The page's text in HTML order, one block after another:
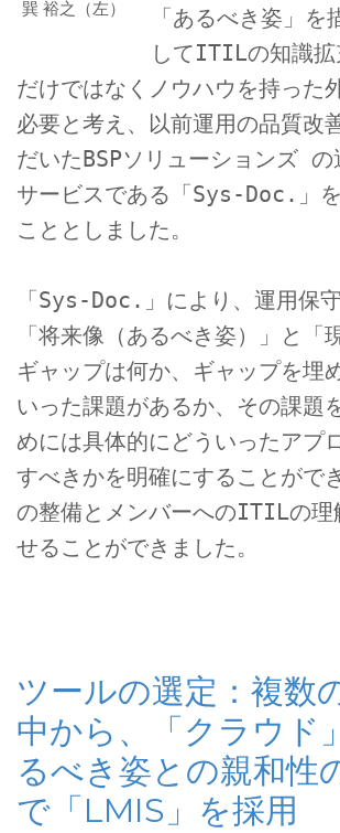
巽 裕之（左）
「あるべき姿」を
してITILの知識拡
だけではなくノウハウを持った
必要と考え、以前運用の品質改
だいたBSPソリューションズ の
サービスである「Sys-Doc.」
こととしました。
「Sys-Doc.」により、運用保
「将来像（あるべき姿）」と「
ギャップは何か、ギャップを埋
いった課題があるか、その課題
めには具体的にどういったアプ
すべきかを明確にすることがで
の整備とメンバーへのITILの理
せることができました。
ツールの選定：複数
中から、「クラウド
るべき姿との親和性
で「LMIS」を採用